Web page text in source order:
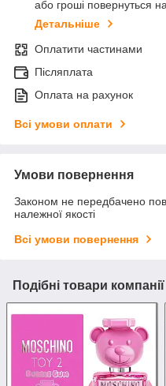
або гроші повернуться
Детальніше
Оплатити частинами
Післяплата
Оплата на рахунок
Всі умови оплати
Умови повернення
Законом не передбачено
належної якості
Всі умови повернення
Подібні товари компанії